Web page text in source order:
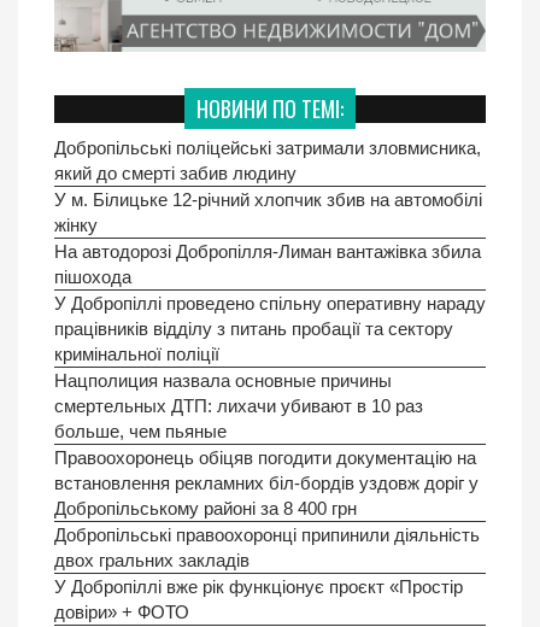
НОВИНИ ПО ТЕМІ:
Добропільські поліцейські затримали зловмисника,
який до смерті забив людину
У м. Білицьке 12-річний хлопчик збив на автомобілі
жінку
На автодорозі Добропілля-Лиман вантажівка збила
пішохода
У Добропiллi проведено спільну оперативну нараду
працівників відділу з питань пробації та сектору
кримінальної поліції
Нацполиция назвала основные причины
смертельных ДТП: лихачи убивают в 10 раз
больше, чем пьяные
Правоохоронець обіцяв погодити документацію на
встановлення рекламних біл-бордів уздовж доріг у
Добропільському районі за 8 400 грн
Добропільські правоохоронці припинили діяльність
двох гральних закладів
У Добропіллі вже рік функціонує проєкт «Простір
довіри» + ФОТО